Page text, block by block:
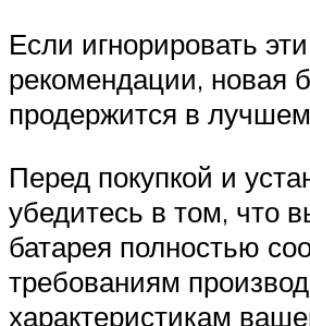
Если игнорировать эти
рекомендации, новая
продержится в
Перед покупкой и
убедитесь в том, что
батарея полностью
требованиям
характеристикам